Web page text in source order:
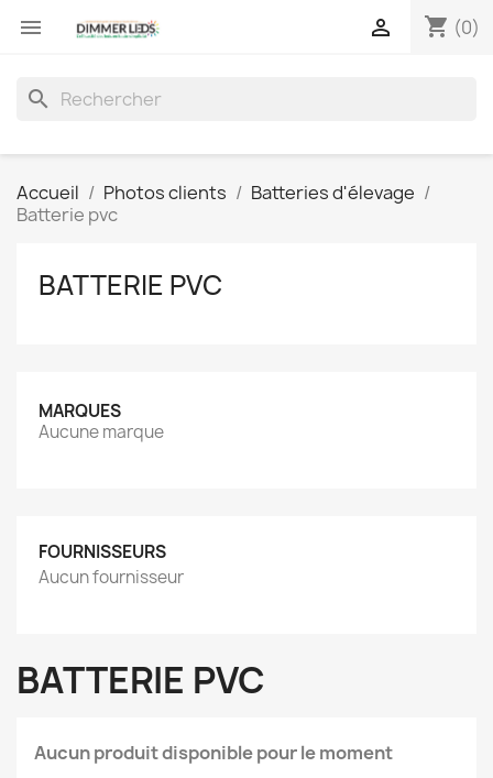
 shopping_cart (0)

search
Accueil Photos clients
Batteries d'élevage
Batterie pvc
BATTERIE PVC
MARQUES
Aucune marque
FOURNISSEURS
Aucun fournisseur
BATTERIE PVC
Aucun produit disponible pour le moment